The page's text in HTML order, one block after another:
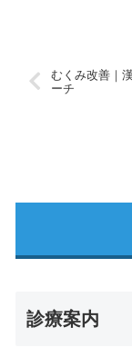
むくみ改善｜
ーチ
診療案内